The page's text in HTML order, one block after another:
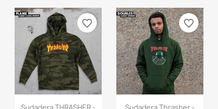
Vista rápida
Sudadera THRASHER -
favorite_border
Vista rápida
Sudadera Thrasher -
favorite_border